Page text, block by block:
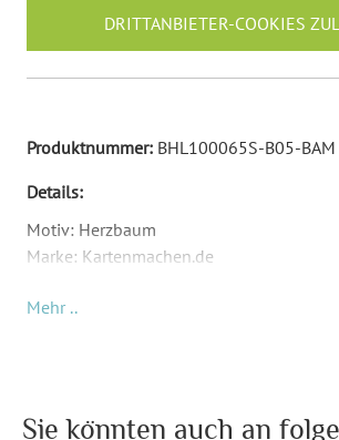
DRITTANBIETER-COOKIES
Produktnummer: BHL100065S-B05-BAM
Details:
Motiv: Herzbaum
Marke: Kartenmachen.de
Material: Bambus und Echt-Leder
Produktbilder). Und zwei leeren Seiten für
Mehr ..
Sie könnten auch an